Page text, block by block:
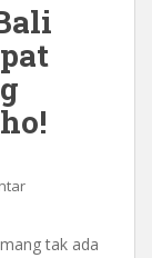
tak ada